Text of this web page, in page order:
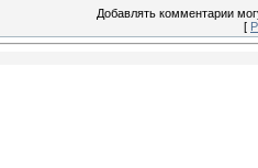
Добавлять комментарии
[